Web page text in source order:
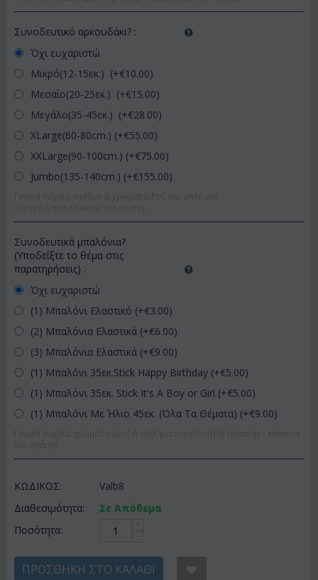
Συνοδευτικό αρκουδάκι? :
Όχι ευχαριστώ
Μικρό(12-15εκ.) (+€10.00)
Μεσαίο(20-25εκ.) (+€15.00)
Μεγάλο(35-45εκ.) (+€28.00)
XLarge(60-80cm.) (+€55.00)
XXLarge(90-100cm.) (+€75.00)
Jumbo(135-140cm.) (+€155.00)
Συνοδευτικά μπαλόνια?
(Υποδείξτε το θέμα στις
παρατηρήσεις) :
Όχι ευχαριστώ
(1) Μπαλόνι Ελαστικό (+€3.00)
(2) Μπαλόνια Ελαστικά (+€6.00)
(3) Μπαλόνια Ελαστικά (+€9.00)
(1) Μπαλόνι 35εκ.Stick Happy Birthday (+€5.00)
(1) Μπαλόνι 35εκ. Stick It's A Boy or Girl (+€5.00)
(1) Μπαλόνι Με Ήλιο 45εκ. (Όλα Τα Θέματα) (+€9.00)
ΚΩΔΙΚΟΣ:
Valb8
Διαθεσιμότητα:
Σε Απόθεμα
Ποσότητα:
ΠΡΟΣΘΉΚΗ ΣΤΟ ΚΑΛΆΘΙ